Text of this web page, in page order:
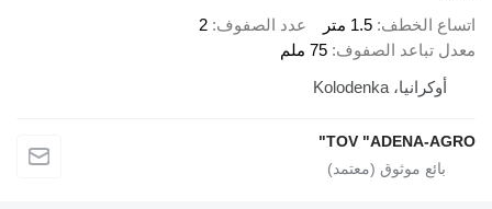
اتساع الخطف 1.5 متر عدد الصفوف 2
معدل تباعد الصفوف 75 ملم
أوكرانيا، Kolodenka
TOV "ADENA-AGRO"